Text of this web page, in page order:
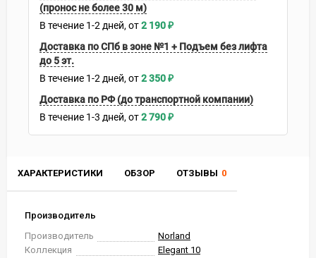
ХАРАКТЕРИСТИКИ ОБЗОР ОТЗЫВЫ 0
Производитель
Производитель
Norland
Коллекция
Elegant 10
(пронос не более 30 м)
В течение 1-2 дней 2 190₽
Доставка по СПб в зоне №1 + Подъем без лифта
до 5 эт.
В течение 1-2 дней 2 350₽
Доставка по РФ (до транспортной компании)
В течение 1-3 дней 2 790₽